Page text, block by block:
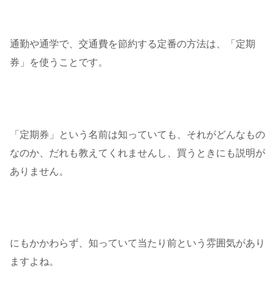
通勤や通学で、交通費を節約する定番の方法は、「定期
券」を使うことです。
「定期券」という名前は知っていても、それがどんなもの
なのか、だれも教えてくれませんし、買うときにも説明が
ありません。
にもかかわらず、知っていて当たり前という雰囲気があり
ますよね。